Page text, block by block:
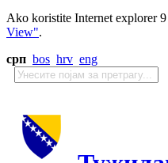
Ako koristite Internet explorer
View".
срп bos hrv eng